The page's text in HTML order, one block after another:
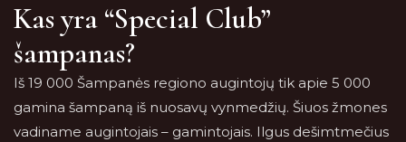
Kas yra “Special Club”
šampanas?
Iš 19 000 Šampanės regiono augintojų tik apie 5 000
gamina šampaną iš nuosavų vynmedžių. Šiuos žmones
vadiname augintojais – gamintojais. Ilgus dešimtmečius